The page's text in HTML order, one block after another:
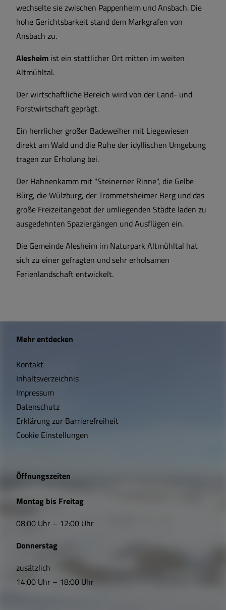
wechselte sie zwischen Pappenheim und Ansbach. Die
hohe Gerichtsbarkeit stand dem Markgrafen von
Ansbach zu.
Alesheim ist ein stattlicher Ort mitten im weiten
Altmühltal.
Der wirtschaftliche Bereich wird von der Land- und
Forstwirtschaft geprägt.
Ein herrlicher großer Badeweiher mit Liegewiesen
direkt am Wald und die Ruhe der idyllischen Umgebung
tragen zur Erholung bei.
Der Hahnenkamm mit "Steinerner Rinne", die Gelbe
Bürg, die Wülzburg, der Trommetsheimer Berg und das
große Freizeitangebot der umliegenden Städte laden zu
ausgedehnten Spaziergängen und Ausflügen ein.
Die Gemeinde Alesheim im Naturpark Altmühltal hat
sich zu einer gefragten und sehr erholsamen
Ferienlandschaft entwickelt.
W
c
h
t
i
e
L
n
k
s
Mehr entdecken
Kontakt
Inhaltsverzeichnis
Impressum
Datenschutz
Erklärung zur Barrierefreiheit
Cookie Einstellungen
Öffnungszeiten
Montag bis Freitag
08:00 Uhr – 12:00 Uhr
Donnerstag
zusätzlich
14:00 Uhr – 18:00 Uhr